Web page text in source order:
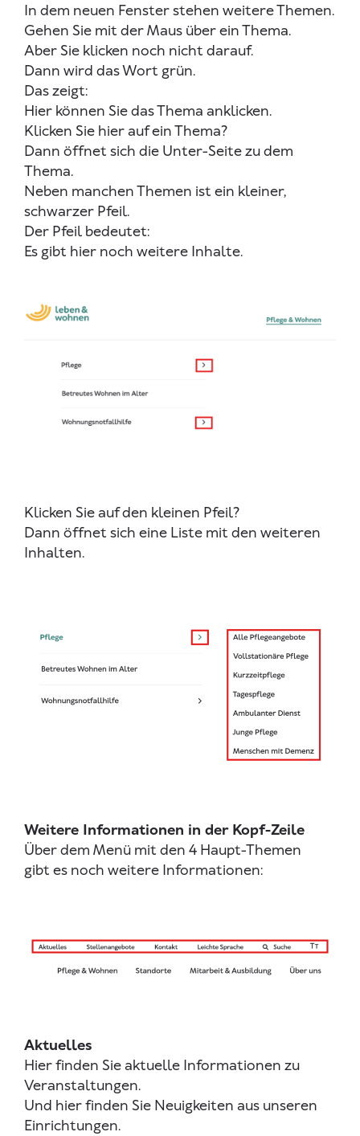
In dem neuen Fenster stehen weitere Themen.
Gehen Sie mit der Maus über ein Thema.
Aber Sie klicken noch nicht darauf.
Dann wird das Wort grün.
Das zeigt:
Hier können Sie das Thema anklicken.
Klicken Sie hier auf ein Thema?
Dann öffnet sich die Unter-Seite zu dem
Thema.
Neben manchen Themen ist ein kleiner,
schwarzer Pfeil.
Der Pfeil bedeutet:
Es gibt hier noch weitere Inhalte.
Klicken Sie auf den kleinen Pfeil?
Dann öffnet sich eine Liste mit den weiteren
Inhalten.
Weitere Informationen in der Kopf-Zeile
Über dem Menü mit den 4 Haupt-Themen
gibt es noch weitere Informationen:
Aktuelles
Hier finden Sie aktuelle Informationen zu
Veranstaltungen.
Und hier finden Sie Neuigkeiten aus unseren
Einrichtungen.